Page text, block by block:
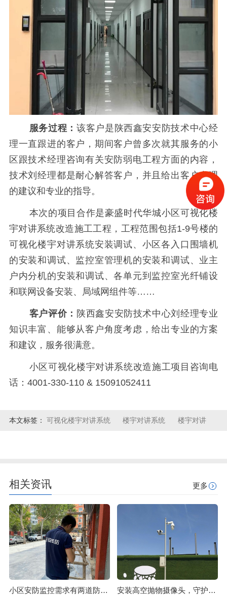
服务过程： 该客户是陕西鑫安安防技术中心经
理一直跟进的客户，期间客户曾多次就其服务的小
区跟技术经理咨询有关安防弱电工程方面的内容，
技术刘经理都是耐心解答客户，并且给出客户合理
的建议和专业的指导。
本次的项目合作是豪盛时代华城小区可视化楼
宇对讲系统改造施工工程，工程范围包括1-9号楼的
可视化楼宇对讲系统安装调试、小区各入口围墙机
的安装和调试、监控室管理机的安装和调试、业主
户内分机的安装和调试、各单元到监控室光纤铺设
和联网设备安装、局域网组件等……
客户评价： 陕西鑫安安防技术中心刘经理专业
知识丰富、能够从客户角度考虑，给出专业的方案
和建议，服务很满意。
小区可视化楼宇对讲系统改造施工项目咨询电
话：4001-330-110 & 15091052411
本文标签： 可视化楼宇对讲系统 楼宇对讲系统 楼宇对讲
相关资讯 更多
小区安防监控需求有两道防线必须要注意 安装高空抛物摄像头，守护市民们的“头顶安全”